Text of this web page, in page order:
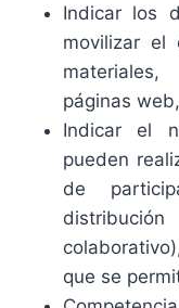
Indicar los
movilizar el
páginas
Indicar el
pueden
de
que se